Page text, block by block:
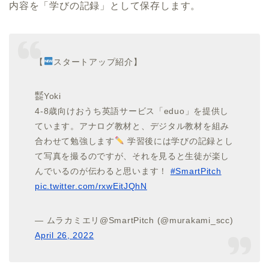
内容を「学びの記録」として保存します。
【 スタートアップ紹介】
㍿Yoki
4-8歳向けおうち英語サービス「eduo」を提供し
ています。アナログ教材と、デジタル教材を組み
合わせて勉強します
学習後には学びの記録とし
て写真を撮るのですが、それを見ると生徒が楽し
んでいるのが伝わると思います！ #SmartPitch
pic.twitter.com/rxwEitJQhN
— ムラカミエリ@SmartPitch (@murakami_scc)
April 26, 2022